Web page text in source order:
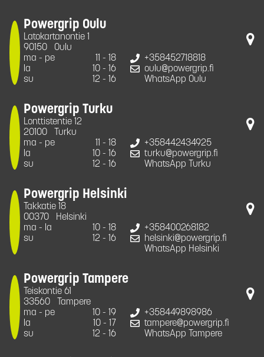
Powergrip Oulu
Latokartanontie 1
90150
Oulu
ma - pe
11 - 18
la
10 - 16
su
12 - 16
+358452718818
oulu@powergrip.fi
WhatsApp Oulu
Powergrip Turku
Lonttistentie 12
20100
Turku
ma - pe
11 - 18
la
10 - 16
su
12 - 16
+358442434925
turku@powergrip.fi
WhatsApp Turku
Powergrip Helsinki
Takkatie 18
00370
Helsinki
ma - la
10 - 18
su
12 - 16
+358400268182
helsinki@powergrip.fi
WhatsApp Helsinki
Powergrip Tampere
Teiskontie 61
33560
Tampere
ma - pe
10 - 19
la
10 - 17
su
12 - 16
+358449898986
tampere@powergrip.fi
WhatsApp Tampere